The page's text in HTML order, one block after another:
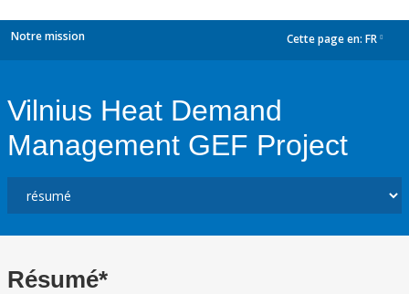
Notre mission Cette page en: FR
Vilnius Heat Demand
Management GEF Project
Résumé*